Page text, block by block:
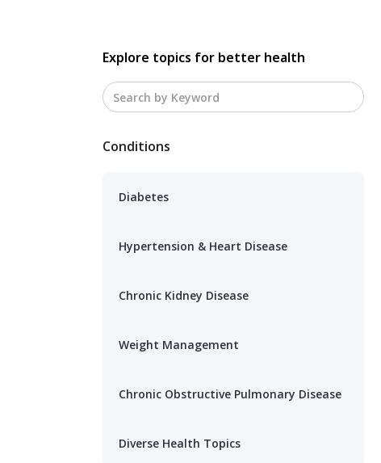
Explore topics for better health
Conditions
Diabetes
Hypertension & Heart Disease
Chronic Kidney Disease
Weight Management
Chronic Obstructive Pulmonary Disease
Diverse Health Topics